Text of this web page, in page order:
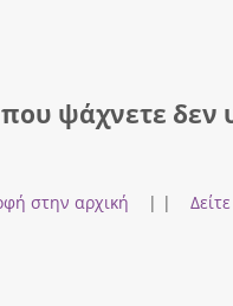
ψάχνετε δεν
στην αρχική | |